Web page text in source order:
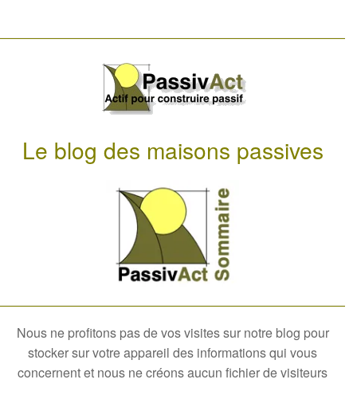
Le blog des maisons passives
Nous ne profitons pas de vos visites sur notre blog pour
stocker sur votre appareil des informations qui vous
concernent et nous ne créons aucun fichier de visiteurs